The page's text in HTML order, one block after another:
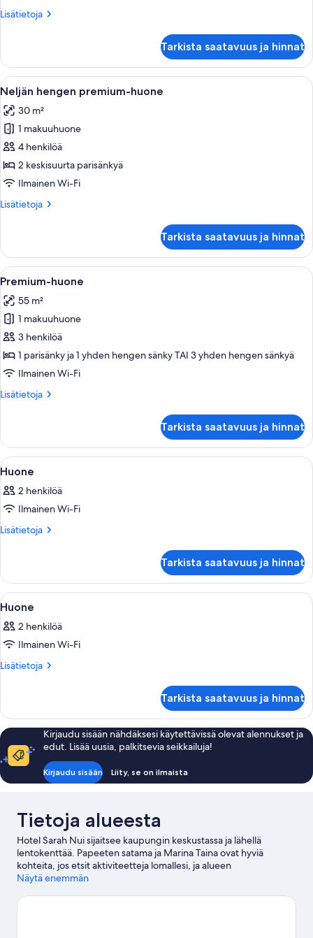
Lisätietoja
Lisätietoja
premium-
huone
Tarkista saatavuus ja hinnat
Avaa
kaikki
huonetyypin
Neljän
hengen
premium-
huone
Hotellihuone, jossa on kaksi
5
Neljän hengen premium-huone
30 m²
1 makuuhuone
4 henkilöä
2 keskisuurta parisänkyä
Ilmainen Wi-Fi
Lisätietoja
Lisätietoja
premium-
huone
Tarkista saatavuus ja hinnat
Avaa
kaikki
huonetyypin
Premium-
huone
kuvat
Hotellihuone, jossa on kaksi
6
Premium-huone
55 m²
1 makuuhuone
3 henkilöä
1 parisänky ja 1 yhden hengen sänky TAI 3 yhden hengen sänkyä
Ilmainen Wi-Fi
Lisätietoja
Lisätietoja
Tarkista saatavuus ja hinnat
Avaa
kaikki
huonetyypin
Huone
kuvat
Hotellihuone, jossa on suuri sänky,
1
Huone
2 henkilöä
Ilmainen Wi-Fi
Lisätietoja
Lisätietoja
Tarkista saatavuus ja hinnat
Avaa
kaikki
huonetyypin
Huone
kuvat
Hotellihuone, jossa on sänky,
3
Huone
2 henkilöä
Ilmainen Wi-Fi
Lisätietoja
Lisätietoja
Tarkista saatavuus ja hinnat
Kirjaudu sisään nähdäksesi käytettävissä olevat alennukset ja
edut. Lisää uusia, palkitsevia seikkailuja!
Kirjaudu sisään Liity, se on ilmaista
Tietoja alueesta
Hotel Sarah Nui sijaitsee kaupungin keskustassa ja lähellä
lentokenttää. Papeeten satama ja Marina Taina ovat hyviä
kohteita, jos etsit aktiviteetteja lomallesi, ja alueen
luonnonkauneuteen voi tutustua kohteissa Point Venuksen
kaupungintalo ja Papeeten kauppahalli ovat kaksi muuta
Näytä enemmän